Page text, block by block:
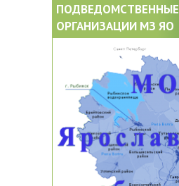
ПОДВЕДОМСТВЕННЫЕ
ОРГАНИЗАЦИИ МЗ ЯО